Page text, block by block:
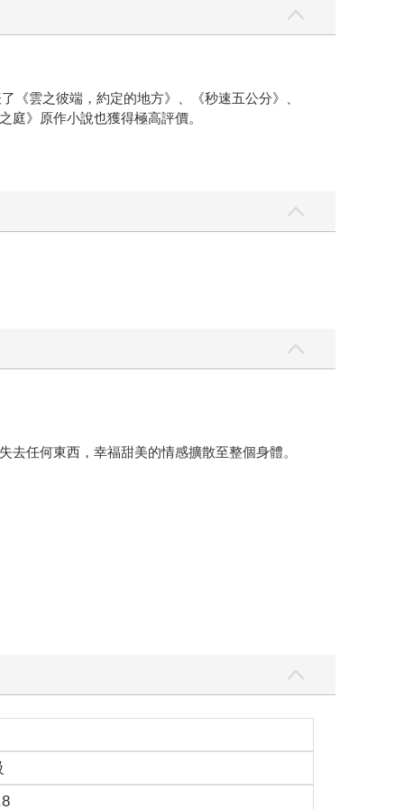
《雲之彼端，約定的地方》、《秒速五公分》、
》原作小說也獲得極高評價。
任何東西，幸福甜美的情感擴散至整個身體。